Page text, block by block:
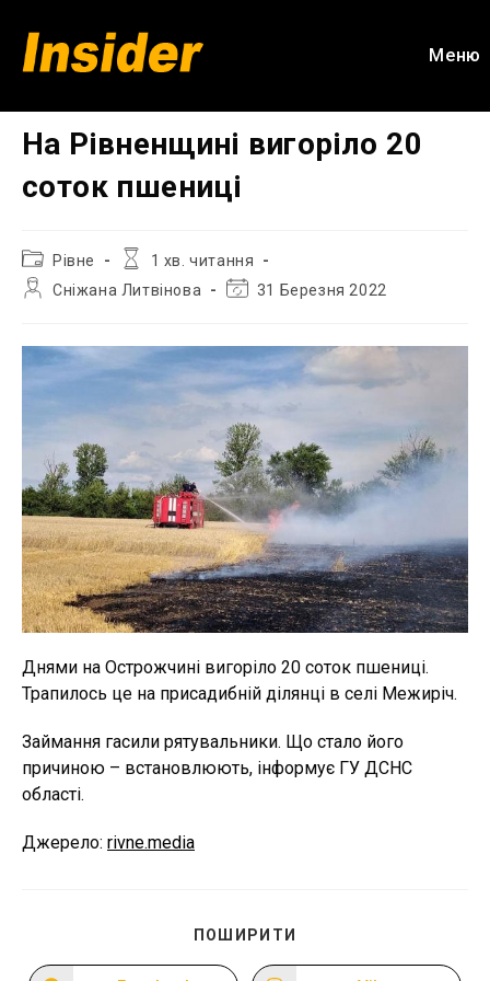
вмісту
Меню
На Рівненщині вигоріло 20
соток пшениці
Категорія
запису:
Рівне
Час
1 хв. читання
АвторСніжана Литвінова
Остання31 Березня 2022
Днями на Острожчині вигоріло 20 соток пшениці.
Трапилось це на присадибній ділянці в селі Межиріч.
Займання гасили рятувальники. Що стало його
причиною – встановлюють, інформує ГУ ДСНС
області.
Джерело: rivne.media
ПОШИРИТИ